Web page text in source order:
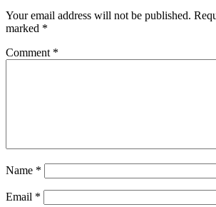
Your email address will not be published.
marked *
Comment *
Name *
Email *